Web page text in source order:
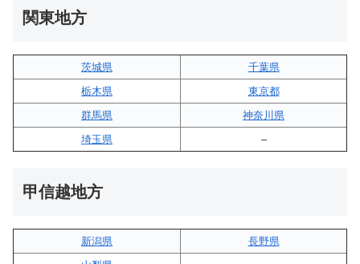
関東地方
茨城県
千葉県
栃木県
東京都
群馬県
神奈川県
埼玉県
–
甲信越地方
新潟県
長野県